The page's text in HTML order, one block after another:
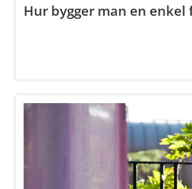
Hur bygger man en